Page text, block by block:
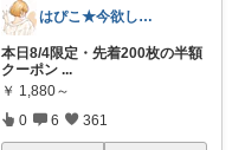
はぴこ★今欲しい厳選アイテム
本日8/4限定・先着200枚の半額
クーポン ...
￥ 1,880～
0 6 361